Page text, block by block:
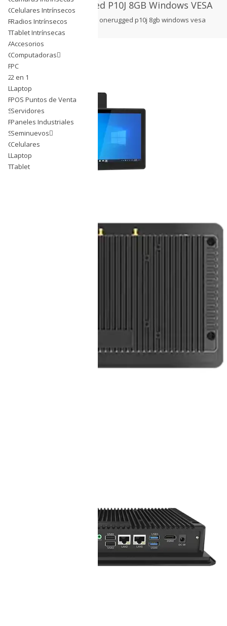
Celulares Intrínsecos
Radios Intrínsecos
Tablet Intrínsecas
Accesorios
Computadoras
PC
2 en 1
Laptop
POS Puntos de Venta
Servidores
Paneles Industriales
Seminuevos
Celulares
Laptop
Tablet
Celulares Intrínsecos
Radios Intrínsecos
Tablet Intrínsecas
Accesorios
Computadoras
PC
2 en 1
Laptop
POS Puntos de Venta
Servidores
Paneles Industriales
Seminuevos
Celulares
Laptop
Tablet
Panel PC OneRugged P10J 8GB Windows VESA
sin categorizar panel pc onerugged p10j 8gb windows vesa